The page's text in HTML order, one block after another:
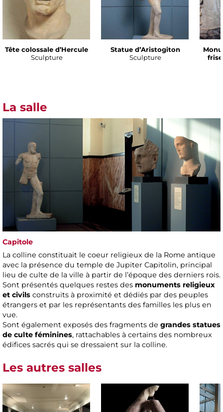
Tête colossale d’Hercule
Sculpture
Statue d’Aristogiton
Sculpture
La salle
Capitole
La colline constituait le coeur religieux de la Rome antique
avec la présence du temple de Jupiter Capitolin, principal
lieu de culte de la ville à partir de l’époque des derniers rois.
Sont présentés quelques restes des monuments religieux
et civils construits à proximité et dédiés par des peuples
étrangers et par les représentants des familles les plus en
vue.
Sont également exposés des fragments de grandes statues
de culte féminines, rattachables à certains des nombreux
édifices sacrés qui se dressaient sur la colline.
Les autres salles